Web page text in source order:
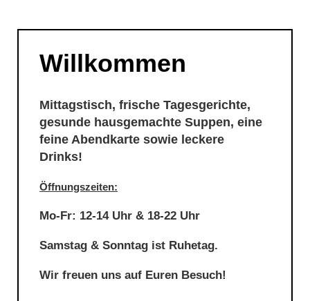
Willkommen
Mittagstisch, frische Tagesgerichte,
gesunde hausgemachte Suppen, eine
feine Abendkarte sowie leckere
Drinks!
Öffnungszeiten:
Mo-Fr: 12-14 Uhr & 18-22 Uhr
Samstag & Sonntag ist Ruhetag.
Wir freuen uns auf Euren Besuch!